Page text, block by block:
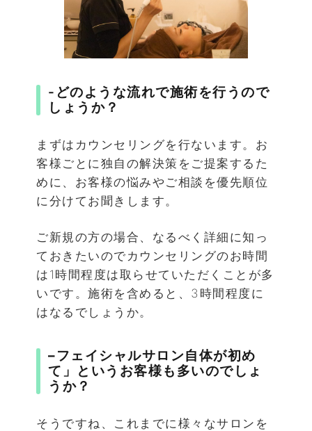
-どのような流れで施術を行うので
しょうか？
まずはカウンセリングを行ないます。お
客様ごとに独自の解決策をご提案するた
めに、お客様の悩みやご相談を優先順位
に分けてお聞きします。
ご新規の方の場合、なるべく詳細に知っ
ておきたいのでカウンセリングのお時間
は1時間程度は取らせていただくことが多
いです。施術を含めると、3時間程度に
はなるでしょうか。
–フェイシャルサロン自体が初め
て」というお客様も多いのでしょ
うか？
そうですね、これまでに様々なサロンを